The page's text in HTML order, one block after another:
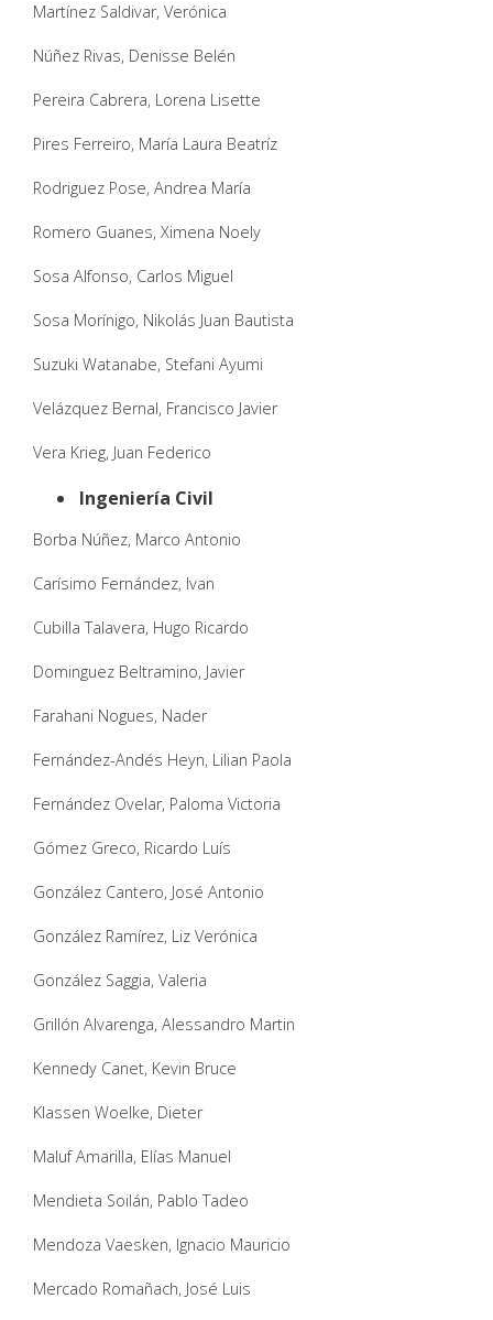
Martínez Saldivar, Verónica
Núñez Rivas, Denisse Belén
Pereira Cabrera, Lorena Lisette
Pires Ferreiro, María Laura Beatríz
Rodriguez Pose, Andrea María
Romero Guanes, Ximena Noely
Sosa Alfonso, Carlos Miguel
Sosa Morínigo, Nikolás Juan Bautista
Suzuki Watanabe, Stefani Ayumi
Velázquez Bernal, Francisco Javier
Vera Krieg, Juan Federico
Ingeniería Civil
Borba Núñez, Marco Antonio
Carísimo Fernández, Ivan
Cubilla Talavera, Hugo Ricardo
Dominguez Beltramino, Javier
Farahani Nogues, Nader
Fernández-Andés Heyn, Lilian Paola
Fernández Ovelar, Paloma Victoria
Gómez Greco, Ricardo Luís
González Cantero, José Antonio
González Ramírez, Liz Verónica
González Saggia, Valeria
Grillón Alvarenga, Alessandro Martin
Kennedy Canet, Kevin Bruce
Klassen Woelke, Dieter
Maluf Amarilla, Elías Manuel
Mendieta Soilán, Pablo Tadeo
Mendoza Vaesken, Ignacio Mauricio
Mercado Romañach, José Luis